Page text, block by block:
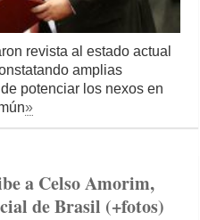
revista al estado actual
amplias
potenciar los nexos en
»
a Celso Amorim,
de Brasil (+fotos)